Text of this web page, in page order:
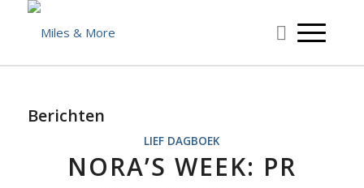
Berichten
LIEF DAGBOEK
NORA’S WEEK: PR